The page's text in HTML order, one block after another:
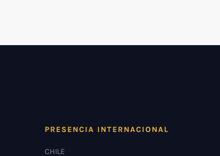
PRESENCIA INTERNACIONAL
CHILE